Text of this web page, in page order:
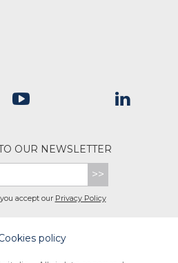
OUR NEWSLETTER
>>
accept our Privacy Policy
policy